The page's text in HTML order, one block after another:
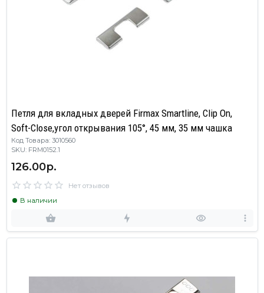
Петля для вкладных дверей Firmax Smartline, Clip On,
Soft-Close,угол открывания 105°, 45 мм, 35 мм чашка
Код Товара: 3010560
SKU: FRM0152.1
126.00р.
Нет отзывов
В наличии